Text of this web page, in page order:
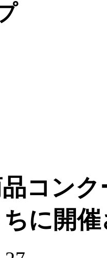
コン
に開